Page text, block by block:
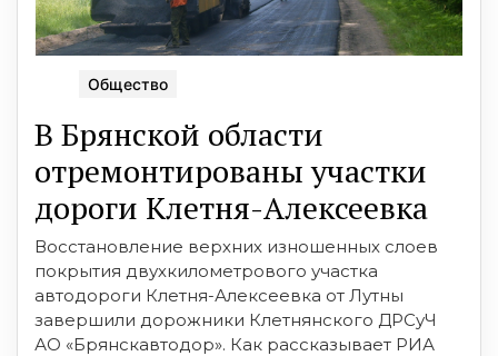
Общество
В Брянской области
отремонтированы участки
дороги Клетня-Алексеевка
Восстановление верхних изношенных слоев
покрытия двухкилометрового участка
автодороги Клетня-Алексеевка от Лутны
завершили дорожники Клетнянского ДРСуЧ
АО «Брянскавтодор». Как рассказывает РИА